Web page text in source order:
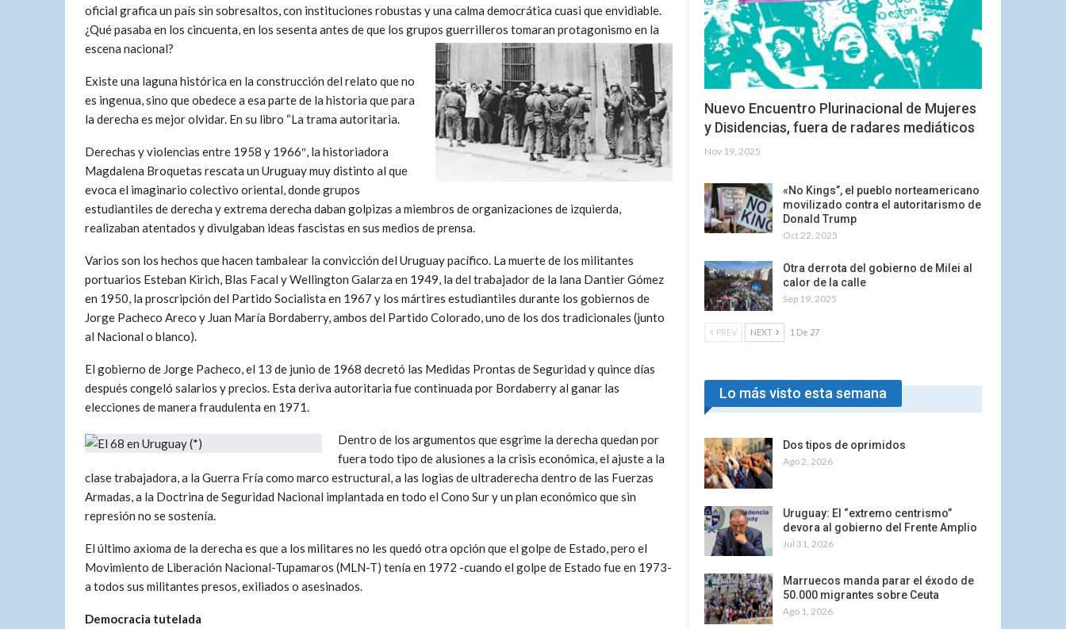
oficial grafica un país sin sobresaltos, con instituciones robustas y una calma democrática cuasi que envidiable.
¿Qué pasaba en los cincuenta, en los sesenta antes de que los grupos guerrilleros tomaran protagonismo en la
escena nacional?
Existe una laguna histórica en la construcción del relato que no
es ingenua, sino que obedece a esa parte de la historia que para
la derecha es mejor olvidar. En su libro “La trama autoritaria.
Derechas y violencias entre 1958 y 1966″, la historiadora
Magdalena Broquetas rescata un Uruguay muy distinto al que
evoca el imaginario colectivo oriental, donde grupos
estudiantiles de derecha y extrema derecha daban golpizas a miembros de organizaciones de izquierda,
realizaban atentados y divulgaban ideas fascistas en sus medios de prensa.
Varios son los hechos que hacen tambalear la convicción del Uruguay pacífico. La muerte de los militantes
portuarios Esteban Kirich, Blas Facal y Wellington Galarza en 1949, la del trabajador de la lana Dantier Gómez
en 1950, la proscripción del Partido Socialista en 1967 y los mártires estudiantiles durante los gobiernos de
Jorge Pacheco Areco y Juan María Bordaberry, ambos del Partido Colorado, uno de los dos tradicionales (junto
al Nacional o blanco).
El gobierno de Jorge Pacheco, el 13 de junio de 1968 decretó las Medidas Prontas de Seguridad y quince días
después congeló salarios y precios. Esta deriva autoritaria fue continuada por Bordaberry al ganar las
elecciones de manera fraudulenta en 1971.
Dentro de los argumentos que esgrime la derecha quedan por
fuera todo tipo de alusiones a la crisis económica, el ajuste a la
clase trabajadora, a la Guerra Fría como marco estructural, a las logias de ultraderecha dentro de las Fuerzas
Armadas, a la Doctrina de Seguridad Nacional implantada en todo el Cono Sur y un plan económico que sin
represión no se sostenía.
El último axioma de la derecha es que a los militares no les quedó otra opción que el golpe de Estado, pero el
Movimiento de Liberación Nacional-Tupamaros (MLN-T) tenía en 1972 -cuando el golpe de Estado fue en 1973-
a todos sus militantes presos, exiliados o asesinados.
Democracia tutelada
Nuevo Encuentro Plurinacional de Mujeres
y Disidencias, fuera de radares mediáticos
Nov 19, 2025
«No Kings”, el pueblo norteamericano
movilizado contra el autoritarismo de
Donald Trump
Oct 22, 2025
Otra derrota del gobierno de Milei al
calor de la calle
Sep 19, 2025
PREV NEXT 1 De 27
Lo más visto esta semana
Dos tipos de oprimidos
Ago 2, 2026
Uruguay: El “extremo centrismo”
devora al gobierno del Frente Amplio
Jul 31, 2026
Marruecos manda parar el éxodo de
50.000 migrantes sobre Ceuta
Ago 1, 2026